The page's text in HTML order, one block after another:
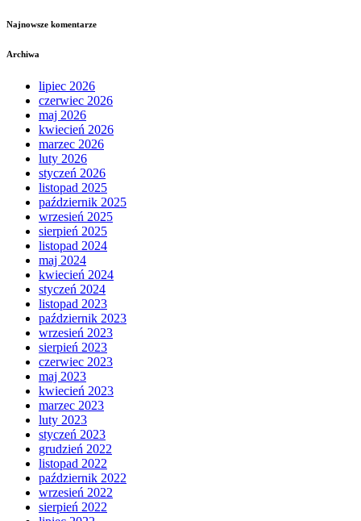
Najnowsze komentarze
Archiwa
lipiec 2026
czerwiec 2026
maj 2026
kwiecień 2026
marzec 2026
luty 2026
styczeń 2026
listopad 2025
październik 2025
wrzesień 2025
sierpień 2025
listopad 2024
maj 2024
kwiecień 2024
styczeń 2024
listopad 2023
październik 2023
wrzesień 2023
sierpień 2023
czerwiec 2023
maj 2023
kwiecień 2023
marzec 2023
luty 2023
styczeń 2023
grudzień 2022
listopad 2022
październik 2022
wrzesień 2022
sierpień 2022